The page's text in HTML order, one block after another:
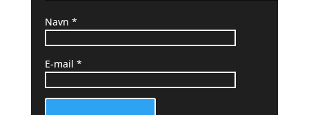
Navn *
E-mail *